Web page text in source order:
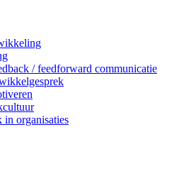
/ feedforward communicatie
organisaties